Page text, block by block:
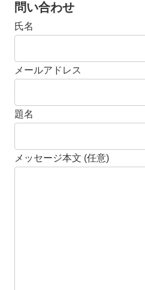
問い合わせ
氏名
メールアドレス
題名
メッセージ本文 (任意)